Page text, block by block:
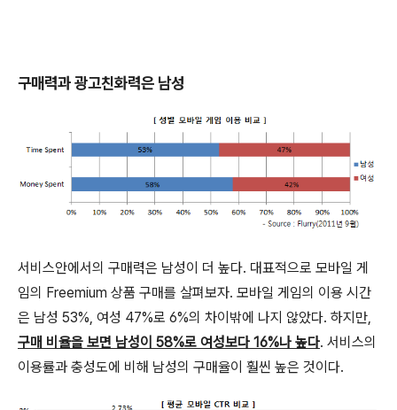
구매력과 광고친화력은 남성
서비스안에서의 구매력은 남성이 더 높다. 대표적으로 모바일 게
임의 Freemium 상품 구매를 살펴보자. 모바일 게임의 이용 시간
은 남성 53%, 여성 47%로 6%의 차이밖에 나지 않았다. 하지만,
구매 비율을 보면 남성이 58%로 여성보다 16%나 높다. 서비스의
이용률과 충성도에 비해 남성의 구매율이 훨씬 높은 것이다.